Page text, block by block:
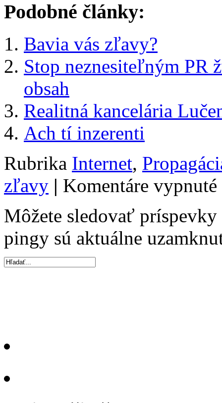
Podobné články:
Bavia vás zľavy?
Stop neznesiteľným PR
obsah
Realitná kancelária
Ach tí inzerenti
Rubrika Internet,
zľavy | Komentáre vypnuté
Môžete sledovať
pingy sú aktuálne